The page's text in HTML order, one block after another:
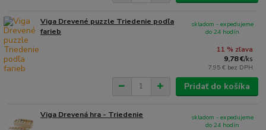
Viga Drevené puzzle Triedenie podľa
farieb
11 % zľava
9,78 €/ks
7,95 € bez DPH
skladom - expedujeme
do 24 hodín
Pridať do košíka
Viga Drevená hra - Triedenie
skladom - expedujeme
do 24 hodín